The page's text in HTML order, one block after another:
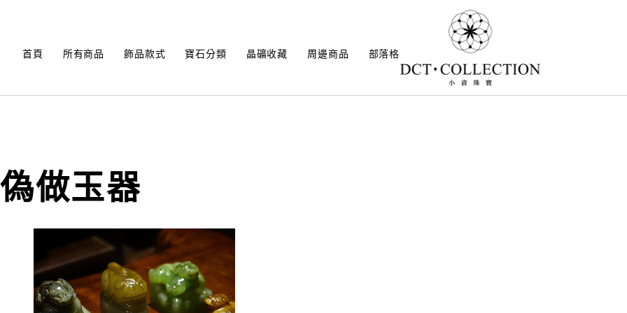
content
首頁 所有商品 飾品款式 寶石分類 晶礦收藏 周邊商品 部落格
偽做玉器